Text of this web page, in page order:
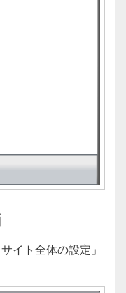
イト全体の設定」